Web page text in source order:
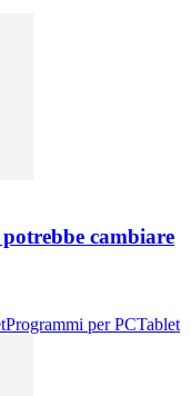
potrebbe cambiare
Programmi per PCTablet